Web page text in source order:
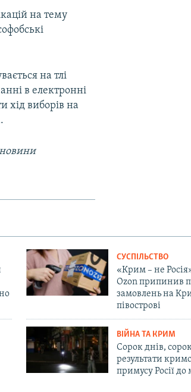
на тему
на тлі
в електронні
хід виборів на
СУСПІЛЬСТВО
«Крим – не
Ozon припинив
замовлень на
півострові
ВІЙНА ТА КРИМ
Сорок днів,
результати
примусу Росії до